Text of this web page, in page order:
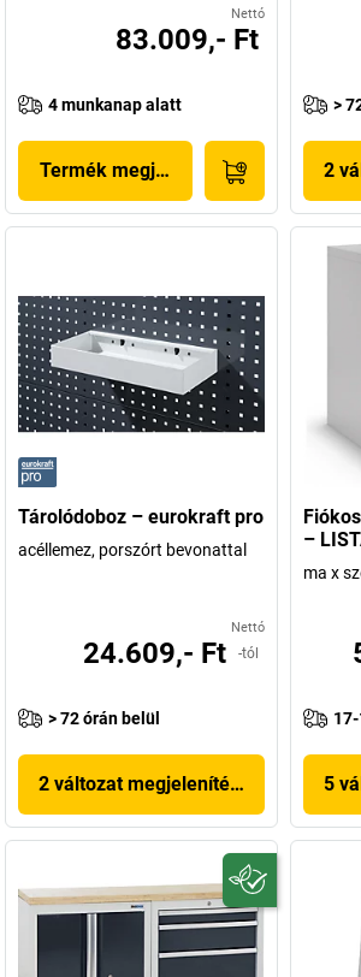
Nettó
83.009,- Ft
4 munkanap alatt
Termék megjelenítése
>
2
Tárolódoboz – eurokraft pro
acéllemez, porszórt bevonattal
Nettó
24.609,- Ft -tól
> 72 órán belül
2 változat megjelenítése
–
ma x
5